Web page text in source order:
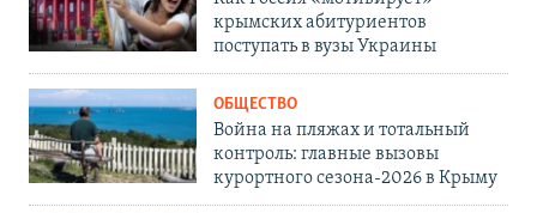
крымских абитуриентов
поступать в вузы Украины
ОБЩЕСТВО
Война на пляжах и тотальный
контроль: главные вызовы
курортного сезона-2026 в Крыму